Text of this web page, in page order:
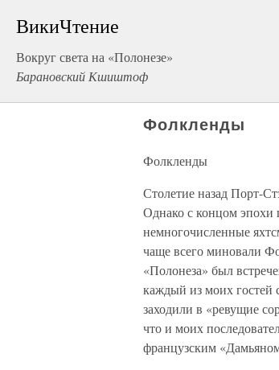
ВикиЧтение
Вокруг света на «Полонезе»
Барановский Кшиштоф
Фолкленды
Фолкленды
Столетие назад Порт-
Однако с концом эпохи
немногочисленные
чаще всего миновали
«Полонеза» был
каждый из моих гостей
заходили в «ревущие
что и моих
французским